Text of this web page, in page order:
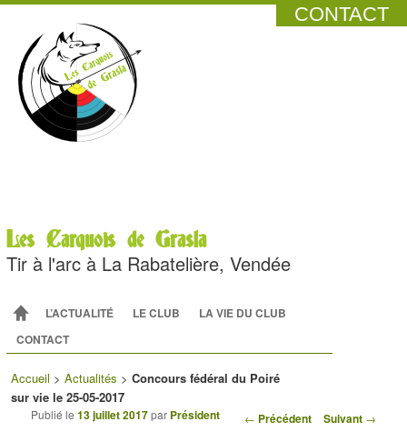
CONTACT
Les Carquois de Grasla
Tir à l'arc à La Rabatelière, Vendée
Menu principal
ALLER AU CONTENU PRINCIPAL
ALLER AU CONTENU SECONDAIRE
L’ACTUALITÉ LE CLUB
LA VIE DU CLUB
CONTACT
Accueil > Actualités > Concours fédéral du Poiré
sur vie le 25-05-2017
Navigation des articles
← Précédent Suivant →
Publié le13 juillet 2017par Président